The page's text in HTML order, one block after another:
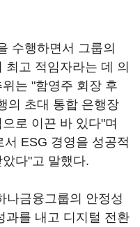
수행하면서 그룹의
고 적임자라는 데 의
는 "함영주 회장 후
의 초대 통합 은행장
로 이끈 바 있다"며
ESG 경영을 성공적
다"고 말했다.
나금융그룹의 안정성
과를 내고 디지털 전환